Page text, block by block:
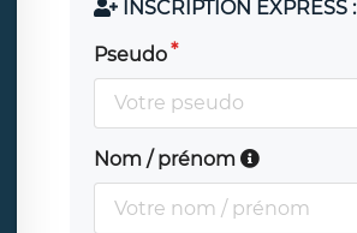
INSCRIPTION EXPRESS :
Pseudo
Nom / prénom